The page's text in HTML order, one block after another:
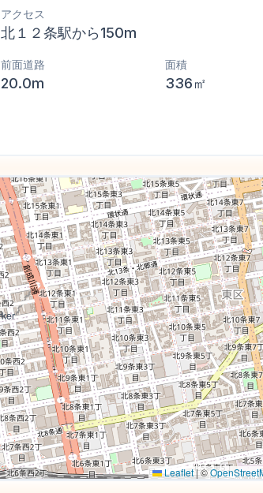
アクセス
北１２条駅から150m
前面道路
20.0m
面積
336㎡
Leaflet|©